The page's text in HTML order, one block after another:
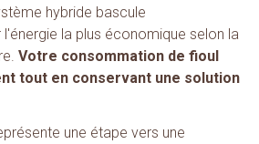
hybride bascule
la plus économique selon la
Votre consommation de fioul
tout en conservant une solution
une étape vers une